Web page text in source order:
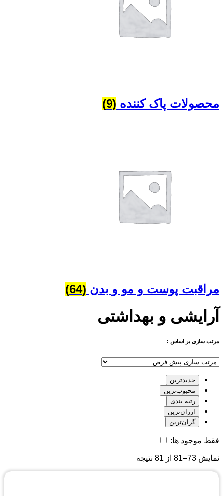
محصولات پاک کننده (9)
مراقبت پوست و مو و بدن (64)
آرایشی و بهداشتی
مرتب سازی بر اساس :
جدیدترین
محبوب‌ترین
رتبه بندی
ارزان‌ترین
گران‌ترین
فقط موجود ها:
نمایش 73–81 از 81 نتیجه